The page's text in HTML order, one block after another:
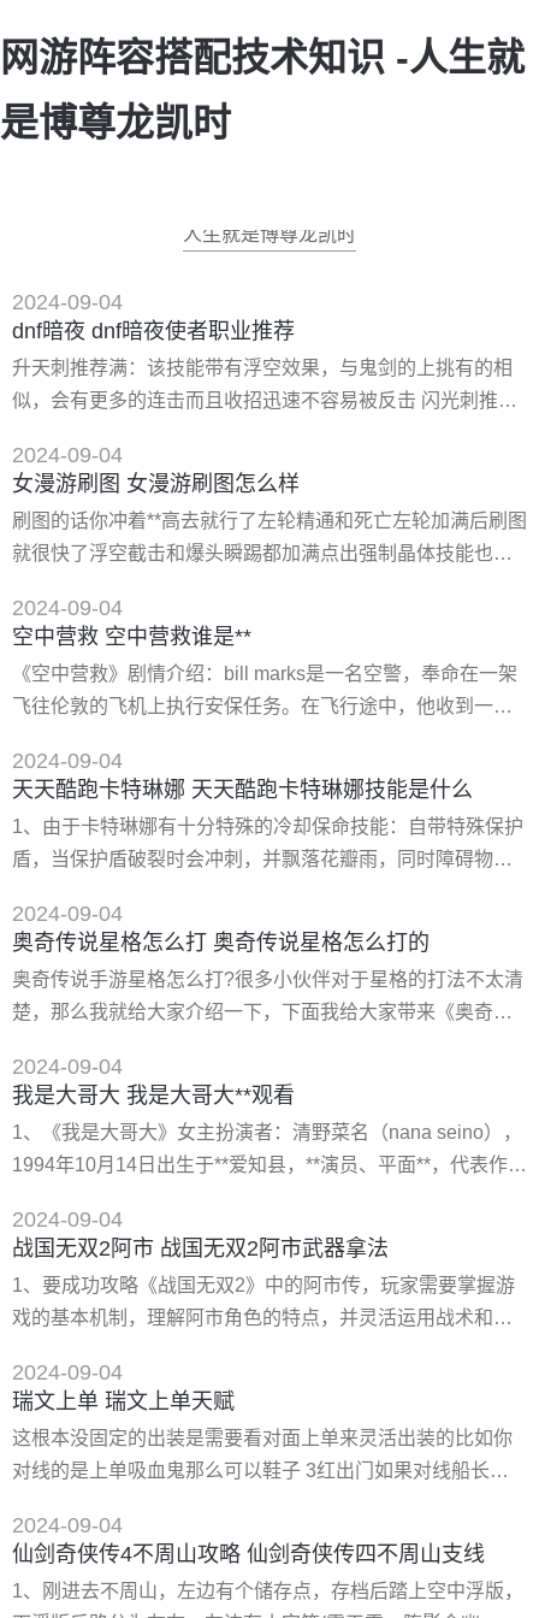
网游阵容搭配技术知识 -人生就
是博尊龙凯时
人生就是博尊龙凯时
2024-09-04
dnf暗夜 dnf暗夜使者职业推荐
升天刺推荐满：该技能带有浮空效果，与鬼剑的上挑有的相
似，会有更多的连击而且收招迅速不容易被反击 闪光刺推荐
的起 手技能，空中一样能连！3盗贼刺：听名字就知道不错
了，刷图不推荐满，这个技能施放的速度相对较慢，容易被
破招，pk吗，有几率晕人，晕完一套连…伤害完全加号 4切
割机：前制技能，有时可以用来推怪，5终结技能
2024-09-04
女漫游刷图 女漫游刷图怎么样
刷图的话你冲着**高去就行了左轮精通和死亡左轮加满后刷图
就很快了浮空截击和爆头瞬踢都加满点出强制晶体技能也加
的输出因为蓝耗的很快当然女漫游的话不用太过顾虑
2024-09-04
空中营救 空中营救谁是**
《空中营救》剧情介绍：bill marks是一名空警，奉命在一架
飞往伦敦的飞机上执行安保任务。在飞行途中，他收到一个
要求他向一个秘密账户转账1.5亿美元，否则就会每隔20分钟
**一名航班上的乘客。 bill意识到事态的严重*，在空姐
nancy，乘客jen的协助下，试图找出这个发**的人。但是事
情的进展却远远超出了他的意料
2024-09-04
天天酷跑卡特琳娜 天天酷跑卡特琳娜技能是什么
1、由于卡特琳娜有十分特殊的冷却保命技能：自带特殊保护
盾，当保护盾破裂时会冲刺，并飘落花瓣雨，同时障碍物会
下“跳跃”和“下蹲”也可以触发技能。 2、也正是由于卡特琳娜
的特殊属*技能，所谓卡特琳娜搭配起来自由度还是相当的
高，下面小编就为大家推荐卡特琳娜高分搭配。 3、搭配组
合一：小绵羊 卡特琳娜 熊队长 巴哈姆特 4、首先，小绵羊非
2024-09-04
奥奇传说星格怎么打 奥奇传说星格怎么打的
奥奇传说手游星格怎么打?很多小伙伴对于星格的打法不太清
楚，那么我就给大家介绍一下，下面我给大家带来《奥奇传
星格也是分为3个阶段的(**难度，没有5个100级的就等着感
动和召唤吧)。 一共3波，主要由3个boss组成，撒古特、爆
甲吉斯、寒冰骑士。 **波：撒古特 小弟，很容易打，有100
级***。 第二波：爆甲吉斯 小弟，和撒古特一样，***。
2024-09-04
我是大哥大 我是大哥大**观看
1、《我是大哥大》女主扮演者：清野菜名（nana seino），
1994年10月14日出生于**爱知县，**演员、平面**，代表作品
是大哥大》根据同名漫画改编。故事发生在20世纪80年代，
中**三桥贵志（贺来贤人饰）和伊藤真司（伊藤健太郎饰）转
学来到新的学校，为了看起来凶恶一点，他们不约而同改换
了不良少年的打扮。刚刚入学，两人意外**十人
2024-09-04
战国无双2阿市 战国无双2阿市武器拿法
1、要成功攻略《战国无双2》中的阿市传，玩家需要掌握游
戏的基本机制，理解阿市角色的特点，并灵活运用战术和策
能。阿市作为一个辅助型角色，拥有强大的**和保护能力，可
以在战斗中为队友提供持续的支援。因此，在组建队伍时，
玩家应该考虑将阿市与其他战斗型角色搭配，以充分发挥她
的辅助作用。 3、在游戏中，玩家需要密切关注战斗情况
2024-09-04
瑞文上单 瑞文上单天赋
这根本没固定的出装是需要看对面上单来灵活出装的比如你
对线的是上单吸血鬼那么可以鞋子 3红出门如果对线船长那
的我确实觉得很悬...中期一般都是用多蓝剑过度一下如果逆风
可以多兰过度就直接出肉装谁说一定要出残暴之力
2024-09-04
仙剑奇侠传4不周山攻略 仙剑奇侠传四不周山支线
1、刚进去不周山，左边有个储存点，存档后踏上空中浮版，